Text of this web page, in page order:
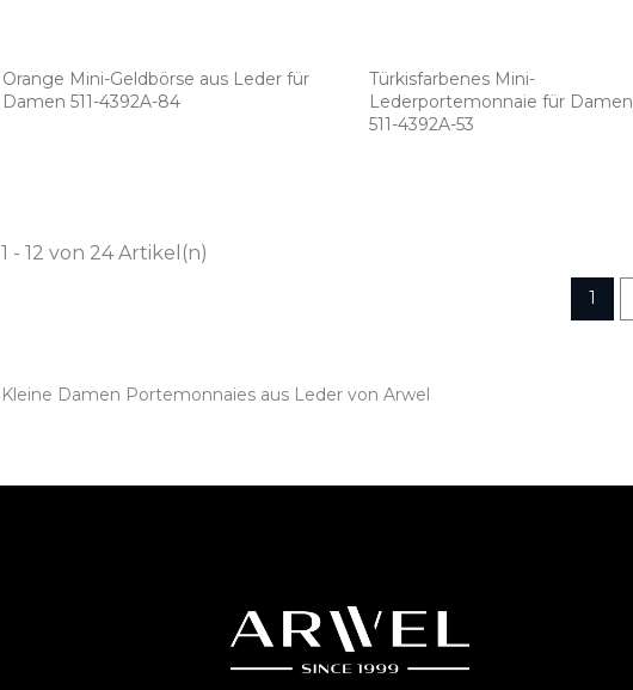
Orange Mini­-Geldbörse aus Leder für
Damen 511­-4392A­-84
Türkisfarbenes Mini­-
Lederportemonnaie für Damen
511­-4392A­-53
1 - 12 von 24 Artikel(n)
1
Kleine Damen Portemonnaies aus Leder von Arwel